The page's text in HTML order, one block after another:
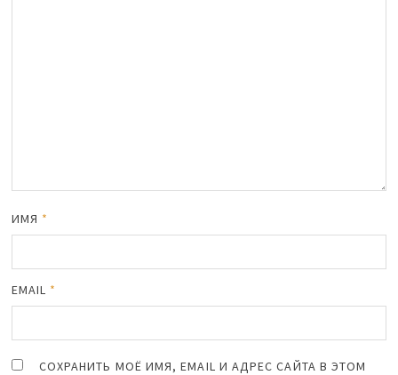
ИМЯ *
EMAIL *
СОХРАНИТЬ МОЁ ИМЯ, EMAIL И АДРЕС САЙТА В ЭТОМ